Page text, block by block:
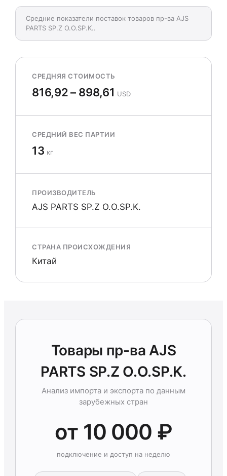
Средние показатели поставок товаров пр-ва AJS
PARTS SP.Z O.O.SP.K..
СРЕДНЯЯ СТОИМОСТЬ
816,92 – 898,61 USD
СРЕДНИЙ ВЕС ПАРТИИ
13 кг
ПРОИЗВОДИТЕЛЬ
AJS PARTS SP.Z O.O.SP.K.
СТРАНА ПРОИСХОЖДЕНИЯ
Китай
Товары пр-ва AJS
PARTS SP.Z O.O.SP.K.
Анализ импорта и экспорта по данным
зарубежных стран
от 10 000 ₽
подключение и доступ на неделю